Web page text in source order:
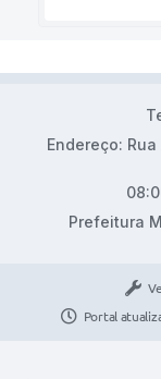
Endereço:
Prefeitura
Portal